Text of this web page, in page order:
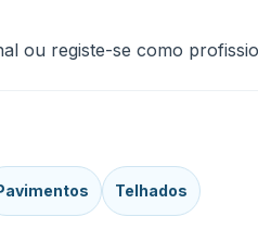
ou registe-se como
Telhados